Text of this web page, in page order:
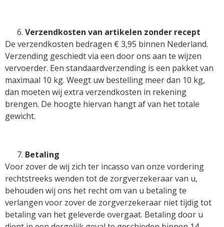
Verzendkosten van artikelen zonder recept
De verzendkosten bedragen € 3,95 binnen Nederland.
Verzending geschiedt via een door ons aan te wijzen
vervoerder. Een standaardverzending is een pakket van
maximaal 10 kg. Weegt uw bestelling meer dan 10 kg,
dan moeten wij extra verzendkosten in rekening
brengen. De hoogte hiervan hangt af van het totale
gewicht.
Betaling
Voor zover de wij zich ter incasso van onze vordering
rechtstreeks wenden tot de zorgverzekeraar van u,
behouden wij ons het recht om van u betaling te
verlangen voor zover de zorgverzekeraar niet tijdig tot
betaling van het geleverde overgaat. Betaling door u